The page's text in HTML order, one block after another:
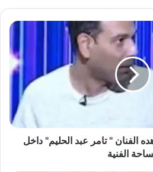
الفنان " تامر عبد الحليم" داخل
الفنية